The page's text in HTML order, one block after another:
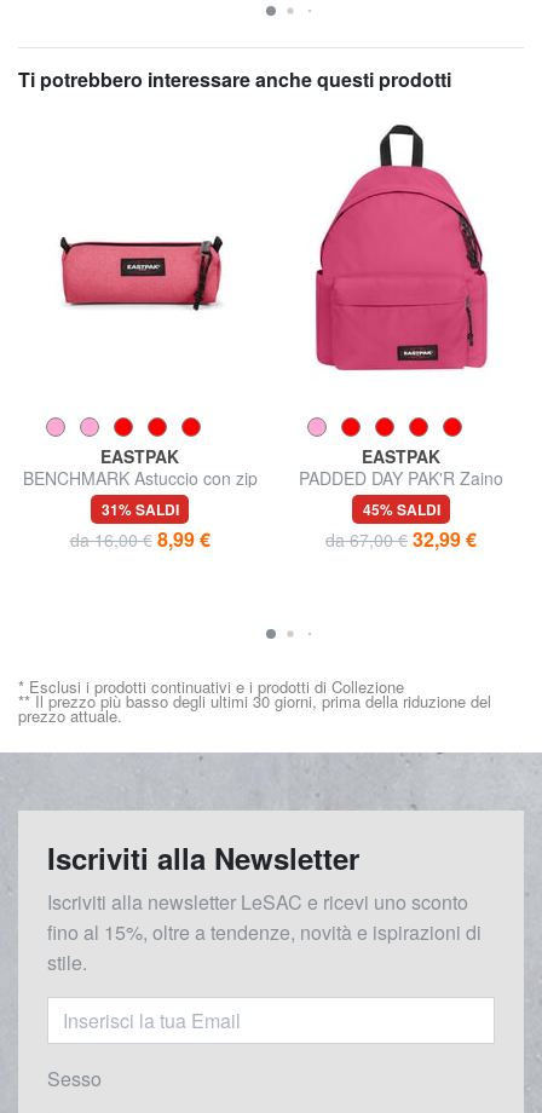
Ti potrebbero interessare anche questi prodotti
EASTPAK
BENCHMARK Astuccio con zip
31% SALDI
da 16,00 € 8,99 €
EASTPAK
PADDED DAY PAK'R Zaino
porta PC 14" con tasca porta
borraccia
45% SALDI
da 67,00 € 32,99 €
* Esclusi i prodotti continuativi e i prodotti di Collezione
** Il prezzo più basso degli ultimi 30 giorni, prima della riduzione del
prezzo attuale.
Iscriviti alla Newsletter
Iscriviti alla newsletter LeSAC e ricevi uno sconto
fino al 15%, oltre a tendenze, novità e ispirazioni di
stile.
Sesso